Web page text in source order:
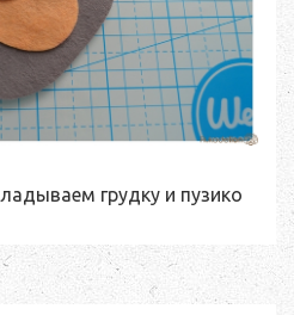
грудку и пузико